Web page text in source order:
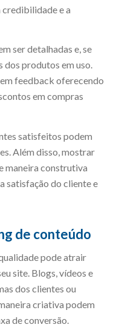
e a
ser detalhadas e, se
dos produtos em uso.
feedback oferecendo
em compras
satisfeitos podem
Além disso, mostrar
maneira construtiva
satisfação do cliente e
de conteúdo
pode atrair
site. Blogs, vídeos e
dos clientes ou
criativa podem
de conversão.